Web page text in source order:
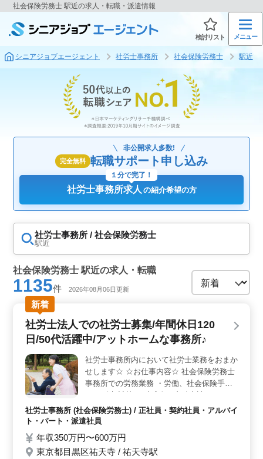
社会保険労務士 駅近の求人・転職・派遣情報
検討リスト メニュー
シニアジョブエージェント 社労士事務所 社会保険労務士 駅近
完全無料
非公開求人多数!
転職サポート申し込み
社労士事務所求人 の紹介希望の方
１分で完了！
社労士事務所 / 社会保険労務士
駅近
社会保険労務士 駅近の求人・転職
1135件 2026年08月06日更新
新着
社労士法人での社労士募集/年間休日120
日/50代活躍中/アットホームな事務所♪
社労士事務所内において社労士業務をおまか
せします☆ ☆お仕事内容☆ 社会保険労務士
事務所での労務業務 ・労働、社会保険手続
の他能力により他業務も任せる可能性はござ
います） ☆求人のポイント☆ ・駅近で通勤
も充実◎ ・スタッフは20代〜60代が在籍
中！ 今までの経験を生かしてぜひ、一緒に
社労士事務所 (社会保険労務士) / 正社員・契約社員・アルバイ
ト・パート・派遣社員
年収350万円〜600万円
東京都目黒区祐天寺 / 祐天寺駅